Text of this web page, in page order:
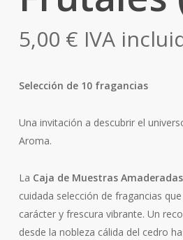
5,00 € IVA
Selección de 10 fragancias
Una invitación a descubrir el
Aroma.
La Caja de Muestras
cuidada selección de fragancias
carácter y frescura vibrante. Un
desde la nobleza cálida del cedro